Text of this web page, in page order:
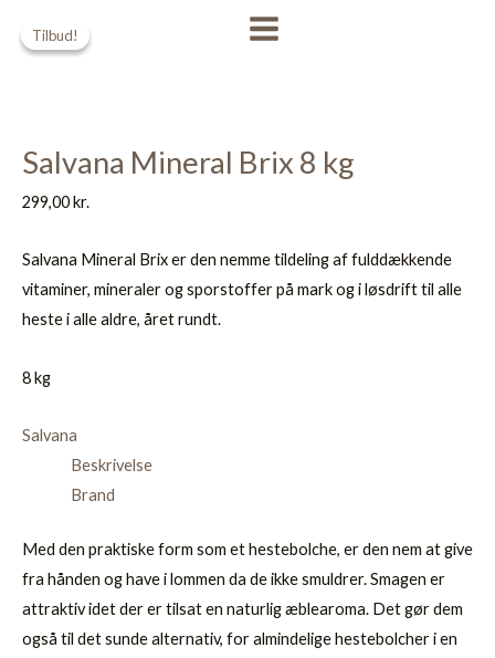
MAIN
Salvana Mineral Brix 8 kg
299,00kr.
Salvana Mineral Brix er den nemme tildeling af fulddækkende
vitaminer, mineraler og sporstoffer på mark og i løsdrift til alle
heste i alle aldre, året rundt.
8 kg
Salvana
Beskrivelse
Brand
Med den praktiske form som et hestebolche, er den nem at give
fra hånden og have i lommen da de ikke smuldrer. Smagen er
attraktiv idet der er tilsat en naturlig æblearoma. Det gør dem
også til det sunde alternativ, for almindelige hestebolcher i en
Tilbud!
Tilbud!
aktuelle